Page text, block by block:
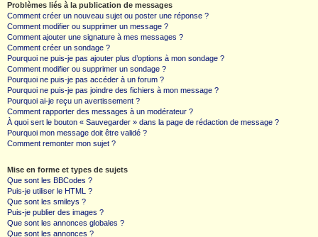
Problèmes liés à la publication de messages
Comment créer un nouveau sujet ou poster une réponse ?
Comment modifier ou supprimer un message ?
Comment ajouter une signature à mes messages ?
Comment créer un sondage ?
Pourquoi ne puis-je pas ajouter plus d’options à mon sondage ?
Comment modifier ou supprimer un sondage ?
Pourquoi ne puis-je pas accéder à un forum ?
Pourquoi ne puis-je pas joindre des fichiers à mon message ?
Pourquoi ai-je reçu un avertissement ?
Comment rapporter des messages à un modérateur ?
À quoi sert le bouton « Sauvegarder » dans la page de rédaction de message ?
Pourquoi mon message doit être validé ?
Comment remonter mon sujet ?
Mise en forme et types de sujets
Que sont les BBCodes ?
Puis-je utiliser le HTML ?
Que sont les smileys ?
Puis-je publier des images ?
Que sont les annonces globales ?
Que sont les annonces ?